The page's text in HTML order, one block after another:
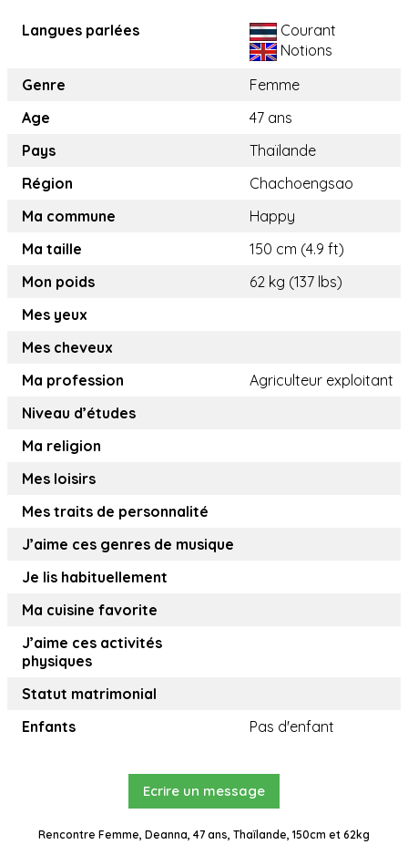
Langues parlées
Courant
Notions
Genre
Femme
Age
47 ans
Pays
Thaïlande
Région
Chachoengsao
Ma commune
Happy
Ma taille
150 cm (4.9 ft)
Mon poids
62 kg (137 lbs)
Mes yeux
Mes cheveux
Ma profession
Agriculteur exploitant
Niveau d’études
Ma religion
Mes loisirs
Mes traits de personnalité
J’aime ces genres de musique
Je lis habituellement
Ma cuisine favorite
J’aime ces activités
physiques
Statut matrimonial
Enfants
Pas d'enfant
Ecrire un message
Rencontre Femme, Deanna, 47 ans, Thaïlande, 150cm et 62kg